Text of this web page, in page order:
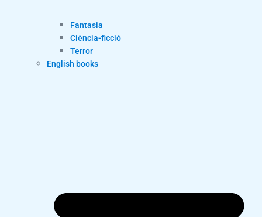
Fantasia
Ciència-ficció
Terror
English books